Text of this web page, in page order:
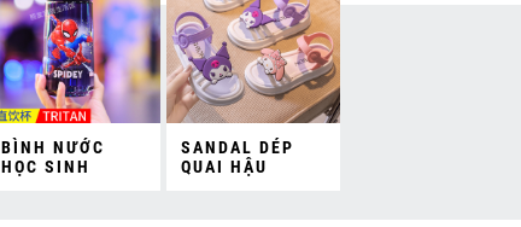
BÌNH NƯỚC
HỌC SINH
SANDAL DÉP
QUAI HẬU